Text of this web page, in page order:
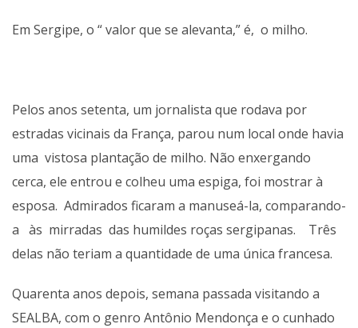
Em Sergipe, o “ valor que se alevanta,” é, o milho.
Pelos anos setenta, um jornalista que rodava por
estradas vicinais da França, parou num local onde havia
uma vistosa plantação de milho. Não enxergando
cerca, ele entrou e colheu uma espiga, foi mostrar à
esposa. Admirados ficaram a manuseá-la, comparando-
a às mirradas das humildes roças sergipanas. Três
delas não teriam a quantidade de uma única francesa.
Quarenta anos depois, semana passada visitando a
SEALBA, com o genro Antônio Mendonça e o cunhado